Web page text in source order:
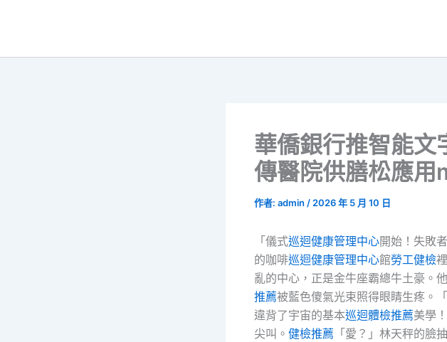
華僑銀行推智能文
傳醫院供膳松應
作者: admin / 2026 年 5 月 10 日
「儀式巡迴健康管理中心開始！失敗
的咖啡巡迴健康管理中心館勞工健檢
亂的中心，正是金牛座霸總牛土豪。
推薦被藍色傻氣光束照得眼睛生疼。
違背了宇宙的基本巡迴體檢推薦美學
尖叫。 健檢推薦 「愛？」林天秤的臉